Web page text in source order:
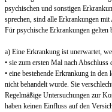
psychischen und sonstigen
sprechen, sind alle Erkrankungen
Für psychische Erkrankungen gelten
a) Eine Erkrankung ist unerwartet,
• sie zum ersten Mal nach
• eine bestehende Erkrankung in
nicht behandelt wurde. Sie
Regelmäßige Untersuchungen zur
haben keinen Einfluss auf den